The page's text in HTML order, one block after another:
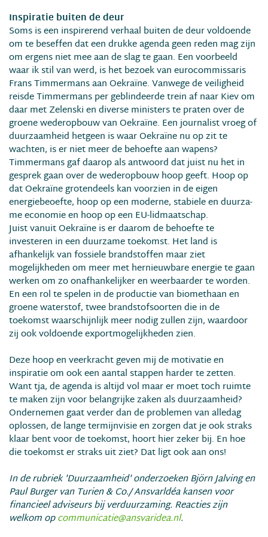
Inspiratie buiten de deur
Soms is een inspirerend verhaal buiten de deur voldoende
om te beseffen dat een drukke agenda geen reden mag zijn
om ergens niet mee aan de slag te gaan. Een voorbeeld
waar ik stil van werd, is het bezoek van eurocommissa­ris
Frans Timmermans aan Oekraïne. Vanwege de veiligheid
reisde Timmer­mans per geblindeerde trein af naar Kiev om
daar met Zelenski en diverse ministers te praten over de
groene wederopbouw van Oekraïne. Een jour­nalist vroeg of
duurzaamheid hetgeen is waar Oe­kraïne nu op zit te
wachten, is er niet meer de be­hoefte aan wapens?
Timmermans gaf daarop als antwoord dat juist nu het in
gesprek gaan over de wederopbouw hoop geeft. Hoop op
dat Oekraïne grotendeels kan voorzien in de eigen
energiebeoefte, hoop op een moderne, stabiele en duurza­
me economie en hoop op een EU-lidmaatschap.
Juist vanuit Oekraïne is er daarom de behoef­te te
investeren in een duurzame toekomst. Het land is
afhankelijk van fossiele brandstoffen maar ziet
mogelijkheden om meer met hernieuwbare energie te gaan
werken om zo onafhankelijker en weerbaarder te worden.
En een rol te spelen in de productie van biomethaan en
groene waterstof, twee brandstofsoorten die in de
toekomst waar­schijnlijk meer nodig zullen zijn, waardoor
zij ook voldoende exportmogelijkheden zien.
Deze hoop en veerkracht geven mij de motiva­tie en
inspiratie om ook een aantal stappen harder te zetten.
Want tja, de agenda is altijd vol maar er moet toch ruimte
te maken zijn voor belangrijke zaken als duurzaamheid?
Ondernemen gaat verder dan de problemen van alledag
oplossen, de lange termijnvisie en zorgen dat je ook straks
klaar bent voor de toekomst, hoort hier zeker bij. En hoe
die toekomst er straks uit ziet? Dat ligt ook aan ons!
In de rubriek 'Duurzaamheid' onderzoeken Björn Jalving en
Paul Burger van Turien & Co./ Ansvarldéa kansen voor
financieel adviseurs bij verduurzaming. Reacties zijn
welkom opcommunicatie@ansvaridea.nl.